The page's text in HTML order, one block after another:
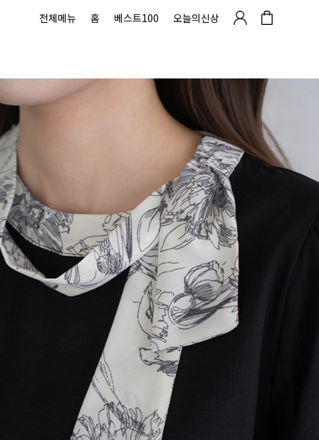
전체메뉴 홈 베스트100 오늘의신상